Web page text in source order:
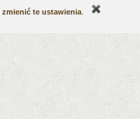
zmienić te ustawienia